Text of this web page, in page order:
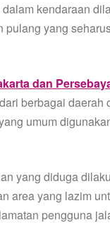
kendaraan
yang
dan
berbagai daerah
umum
yang diduga
area yang lazim
pengguna